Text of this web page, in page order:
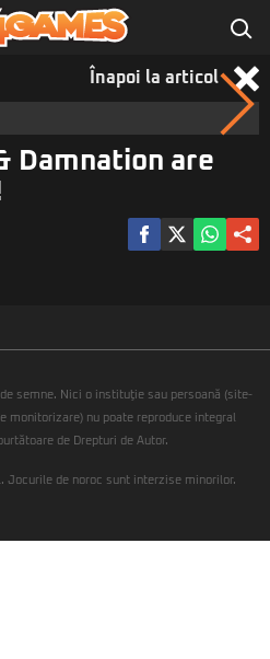
Înapoi la articol
Damnation are
semne. Nici o instituţie sau persoană (site-
nu poate reproduce integral
de Drepturi de Autor.
Jocurile de noroc sunt interzise minorilor.